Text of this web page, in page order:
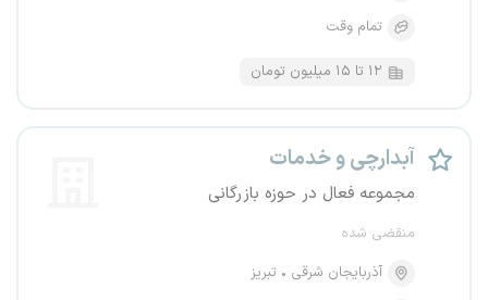
تمام وقت
۱۲ تا ۱۵ میلیون تومان
آبدارچی و خدمات
مجموعه فعال در حوزه بازرگانی
منقضی شده
آذربایجان شرقی
تبریز